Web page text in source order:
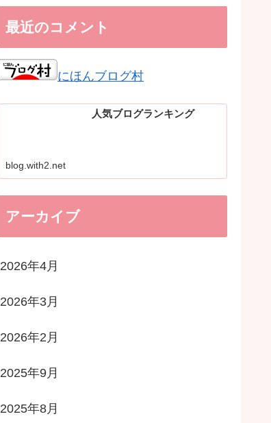
最近のコメント
にほんブログ村
人気ブログランキング
blog.with2.net
アーカイブ
2026年4月
2026年3月
2026年2月
2025年9月
2025年8月